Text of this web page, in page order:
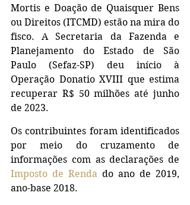
Mortis e Doação de Quaisquer Bens
ou Direitos (ITCMD) estão na mira do
fisco. A Secretaria da Fazenda e
Planejamento do Estado de São
Paulo (Sefaz-SP) deu início à
Operação Donatio XVIII que estima
recuperar R$ 50 milhões até junho
de 2023.
Os contribuintes foram identificados
por meio do cruzamento de
Imposto de Renda do ano de 2019,
ano-base 2018.